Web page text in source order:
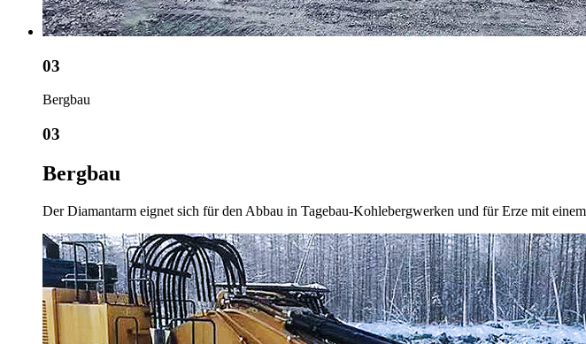
03
Bergbau
03
Bergbau
Der Diamantarm eignet sich für den Abbau in Tagebau-Kohlebergwerken und für Erze mit